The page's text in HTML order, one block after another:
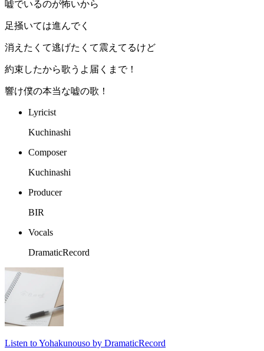
嘘でいるのが怖いから
足掻いては進んでく
消えたくて逃げたくて震えてるけど
約束したから歌うよ届くまで！
響け僕の本当な嘘の歌！
Lyricist
Kuchinashi
Composer
Kuchinashi
Producer
BIR
Vocals
DramaticRecord
Listen to Yohakunouso by DramaticRecord